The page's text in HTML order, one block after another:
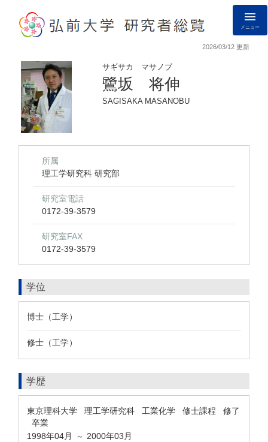
メニュー
2026/03/12 更新
サギサカ マサノブ
鷺坂 将伸
SAGISAKA MASANOBU
所属
理工学研究科 研究部
研究室電話
0172-39-3579
研究室FAX
0172-39-3579
学位
博士（工学）
修士（工学）
学歴
東京理科大学 理工学研究科 工業化学 修士課程 修了
卒業
1998年04月
～ 2000年03月